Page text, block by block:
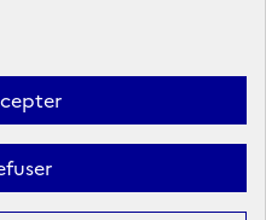
Politique générale de protection
conforme
(cookies)